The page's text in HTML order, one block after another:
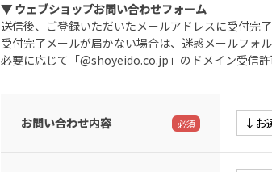
▼ ウェブショップお問い合わせフォーム
送信後、ご登録いただいたメールアドレスに受付完
受付完了メールが届かない場合は、迷惑メールフォ
必要に応じて「@shoyeido.co.jp」のドメイン受信許
お問い合わせ内容